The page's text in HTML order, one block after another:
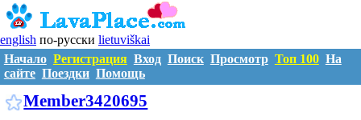
english по-русски lietuviškai
Начало Регистрация Вход Поиск Просмотр Топ 100 На
сайте Поездки Помощь
Member3420695